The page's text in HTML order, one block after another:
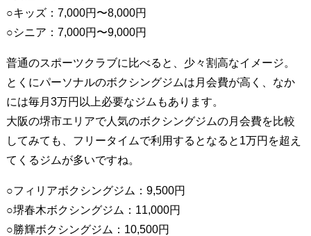
○キッズ：7,000円〜8,000円
○シニア：7,000円〜9,000円
普通のスポーツクラブに比べると、少々割高なイメージ。
とくにパーソナルのボクシングジムは月会費が高く、なか
には毎月3万円以上必要なジムもあります。
大阪の堺市エリアで人気のボクシングジムの月会費を比較
してみても、フリータイムで利用するとなると1万円を超え
てくるジムが多いですね。
○フィリアボクシングジム：9,500円
○堺春木ボクシングジム：11,000円
○勝輝ボクシングジム：10,500円